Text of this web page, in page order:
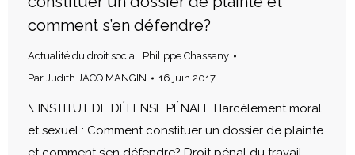
comment s’en défendre?
Actualité du droit social
Philippe Chassany
Par Judith JACQ MANGIN 16 juin 2017
\ INSTITUT DE DÉFENSE PÉNALE Harcèlement moral
et sexuel : Comment constituer un dossier de plainte